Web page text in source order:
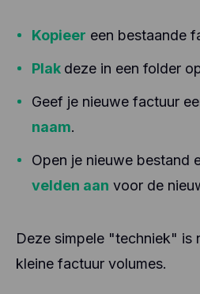
Kopieer een bestaande
Plak deze in een folder
Geef je nieuwe factuur
naam.
Open je nieuwe bestand
velden aan voor de
Deze simpele "techniek" is
kleine factuur volumes.